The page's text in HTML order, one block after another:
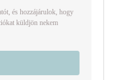
t, és hozzájárulok, hogy
küldjön nekem